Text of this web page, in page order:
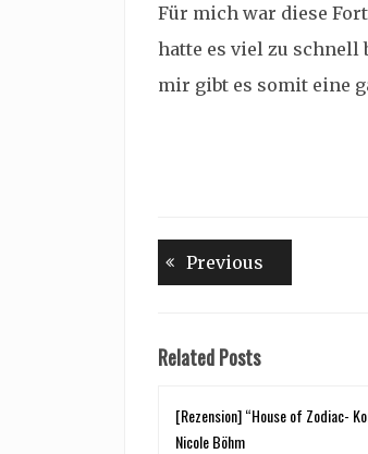
Für mich war diese
hatte es viel zu schnell
mir gibt es somit eine
Beitragsnavigation
Previous
Related Posts
[Rezension] “House of Zodiac-
Nicole Böhm